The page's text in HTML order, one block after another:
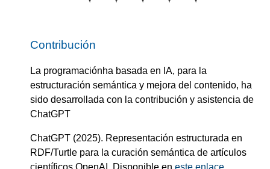
Contribución
La programaciónha basada en IA, para la
estructuración semántica y mejora del contenido, ha
sido desarrollada con la contribución y asistencia de
ChatGPT
ChatGPT (2025). Representación estructurada en
RDF/Turtle para la curación semántica de artículos
científicos.OpenAI . Disponible en este enlace.